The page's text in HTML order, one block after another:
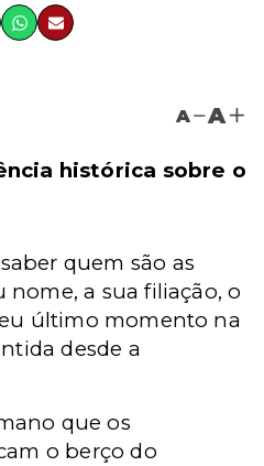
A A
histórica sobre o
quem são as
nome, a sua filiação, o
último momento na
desde a
que os
o berço do